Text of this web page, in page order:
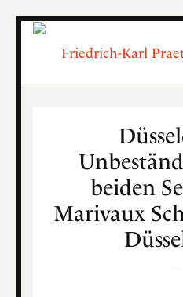
beiden
Marivaux